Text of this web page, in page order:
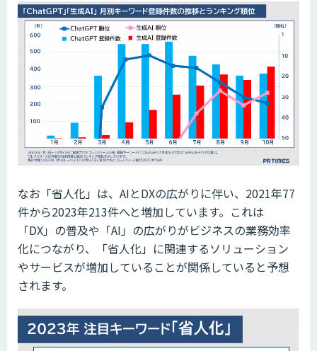
なお「省人化」は、AIとDXの広がりに伴い、2021年77
件から2023年213件へと増加しています。これは
「DX」の普及や「AI」の広がりがビジネスの業務効率
化につながり、「省人化」に関連するソリューション
やサービスが増加していることが関係していると予想
されます。